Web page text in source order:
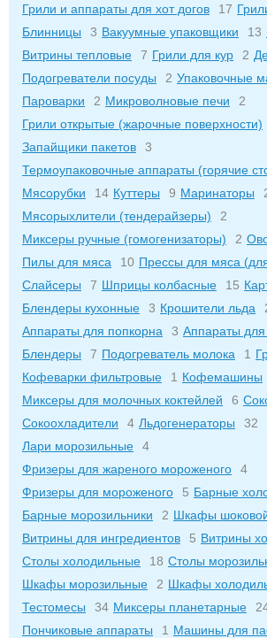
Грили и аппараты для хот догов
17
Блинницы
3 Вакуумные упаковщики 13
Витрины тепловые
7 Грили для кур 2
Подогреватели посуды
2 Упаковочные
Пароварки
2 Микроволновые печи
2
Грили открытые (жарочные поверхности)
Запайщики пакетов
3
Термоупаковочные аппараты (горячие
Мясорубки
14 Куттеры 9 Маринаторы
Мясорыхлители (тендерайзеры)
2
Миксеры ручные (гомогенизаторы)
2
Пилы для мяса
10 Прессы для мяса
Слайсеры
7 Шприцы колбасные 15
Блендеры кухонные
3 Крошители льда
Аппараты для попкорна
3 Аппараты
Блендеры
7 Подогреватель молока 1
Кофеварки фильтровые
1 Кофемашины
Миксеры для молочных коктейлей
6
Сокоохладители
4 Льдогенераторы
32
Лари морозильные
4
Фризеры для жареного мороженого
4
Фризеры для мороженого
5 Барные
Барные морозильники
2 Шкафы
Витрины для ингредиентов
5 Витрины
Столы холодильные
18 Столы
Шкафы морозильные
2 Шкафы
Тестомесы
34 Миксеры планетарные
Пончиковые аппараты
1 Машины для